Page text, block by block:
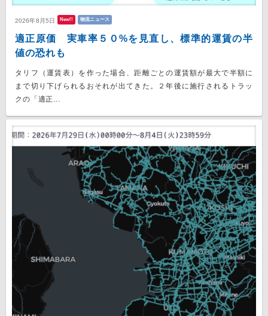
2026年8月5日 New!! 物流ニュース
適正原価 実車率５０%を見直し、標準的運賃の半
値の恐れも
タリフ（運賃表）を作った場合、距離ごとの運賃額が最大で半額に
まで切り下げられるおそれが出てきた。２年後に施行されるトラッ
クの「適正...